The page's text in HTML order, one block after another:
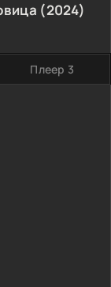
(2024)
Плеер 3